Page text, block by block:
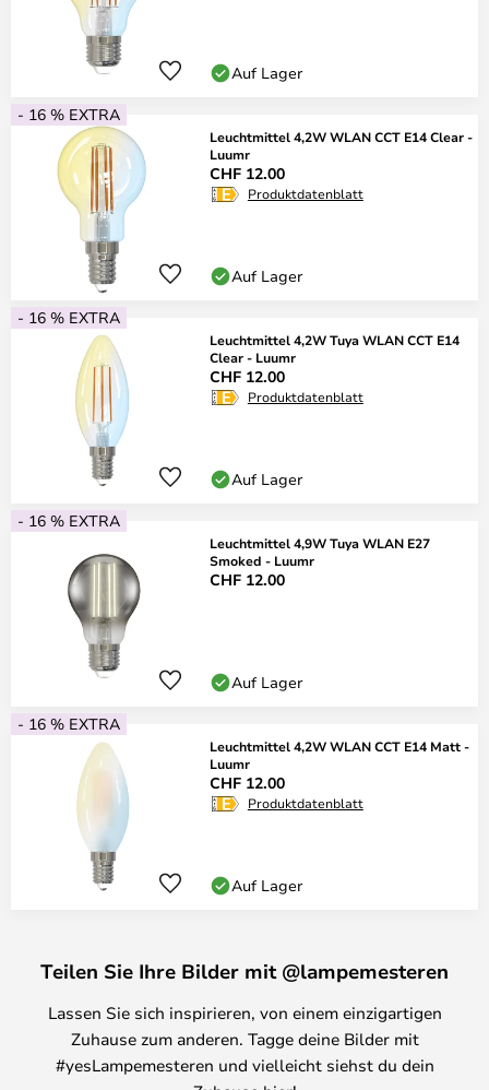
Auf Lager
- 16 % EXTRA
Leuchtmittel 4,2W WLAN CCT E14 Clear -
Luumr
CHF 12.00
Produktdatenblatt
Auf Lager
- 16 % EXTRA
Leuchtmittel 4,2W Tuya WLAN CCT E14
Clear - Luumr
CHF 12.00
Produktdatenblatt
Auf Lager
- 16 % EXTRA
Leuchtmittel 4,9W Tuya WLAN E27
Smoked - Luumr
CHF 12.00
Auf Lager
- 16 % EXTRA
Leuchtmittel 4,2W WLAN CCT E14 Matt -
Luumr
CHF 12.00
Produktdatenblatt
Auf Lager
Teilen Sie Ihre Bilder mit @lampemesteren
Lassen Sie sich inspirieren, von einem einzigartigen
Zuhause zum anderen. Tagge deine Bilder mit
#yesLampemesteren und vielleicht siehst du dein